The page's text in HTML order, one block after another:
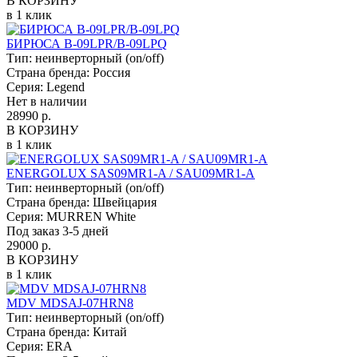
в 1 клик
БИРЮСА B-09LPR/B-09LPQ
Тип: неинверторный (on/off)
Страна бренда: Россия
Серия: Legend
Нет в наличии
28990 р.
В КОРЗИНУ
в 1 клик
ENERGOLUX SAS09MR1-A / SAU09MR1-A
Тип: неинверторный (on/off)
Страна бренда: Швейцария
Серия: MURREN White
Под заказ 3-5 дней
29000 р.
В КОРЗИНУ
в 1 клик
MDV MDSAJ-07HRN8
Тип: неинверторный (on/off)
Страна бренда: Китай
Серия: ERA